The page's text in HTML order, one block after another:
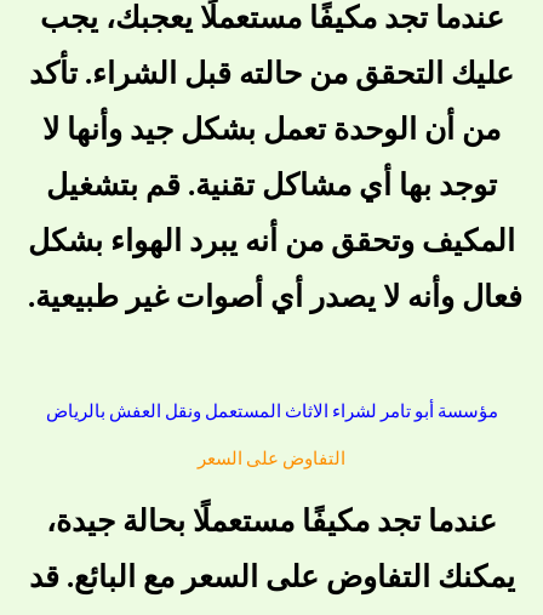
عندما تجد مكيفًا مستعملًا يعجبك، يجب
عليك التحقق من حالته قبل الشراء. تأكد
من أن الوحدة تعمل بشكل جيد وأنها لا
توجد بها أي مشاكل تقنية. قم بتشغيل
المكيف وتحقق من أنه يبرد الهواء بشكل
فعال وأنه لا يصدر أي أصوات غير طبيعية.
مؤسسة أبو تامر لشراء الاثاث المستعمل ونقل العفش بالرياض
التفاوض على السعر
عندما تجد مكيفًا مستعملًا بحالة جيدة،
يمكنك التفاوض على السعر مع البائع. قد